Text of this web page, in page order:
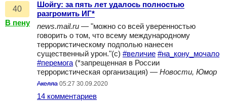
40
В пену
Шойгу: за пять лет удалось полностью
разгромить ИГ*
news.mail.ru — "можно со всей уверенностью
говорить о том, что всему международному
террористическому подполью нанесен
существенный урон."(с) #величие #на_кону_мочало
#перемога (*запрещенная в России
террористическая организация) — Новости, Юмор
Акелла 05:27 30.09.2020
14 комментариев